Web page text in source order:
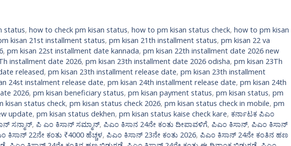
status,how to check pm kisan status,how to pm kisan status check,how to pm kisan
kisan 21st installment status, pm kisan 21th installment status, pm kisan 22 va
, pm kisan 22st installment date kannada, pm kisan 22th installment date 2026 new
installment date 2026, pm kisan 23th installment date 2026 odisha, pm kisan 23Th
released, pm kisan 23th installment release date, pm kisan 23th installment
24st instalment release date, pm kisan 24th installment release date, pm kisan 24th
2026, pm kisan beneficiary status, pm kisan payment status, pm kisan status, pm
kisan status check, pm kisan status check 2026, pm kisan status check in mobile, pm
update, pm kisan status dekhen, pm kisan status kaise check kare, ಕರ್ನಾಟಕ ಪಿಎಂ
ಸನ್ಮಾನ್, ಪಿ ಎಂ ಕಿಸಾನ್ ಸಮ್ಮಾನ್, ಪಿಎಂ ಕಿಸಾನ 24ನೇ ಕಂತು ದೀಪಾವಳಿಗೆ, ಪಿಎಂ ಕಿಸಾನ್, ಪಿಎಂ ಕಿಸಾನ್
ಕಿಸಾನ್ 22ನೇ ಕಂತು ₹4000 ಹೆಚ್ಚಳ, ಪಿಎಂ ಕಿಸಾನ್ 23ನೇ ಕಂತು 2026, ಪಿಎಂ ಕಿಸಾನ್ 24ನೇ ಕಂತಿನ ಹಣ